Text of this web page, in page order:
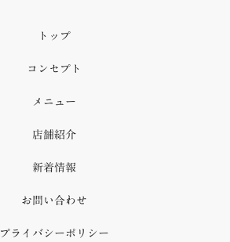
トップ
コンセプト
メニュー
店舗紹介
新着情報
お問い合わせ
プライバシーポリシー